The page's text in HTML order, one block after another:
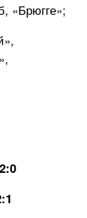
«Брюгге»;
2:0